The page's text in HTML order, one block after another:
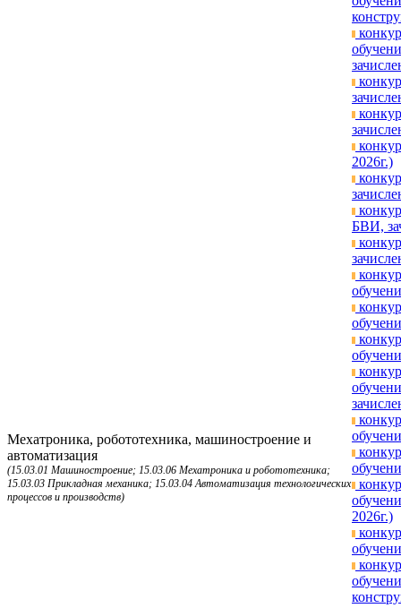
2026г.)
Мехатроника, робототехника, машиностроение и
автоматизация
(15.03.01 Машиностроение; 15.03.06 Мехатроника и робототехника;
15.03.03 Прикладная механика; 15.03.04 Автоматизация технологических
процессов и производств)
БВИ,
2026г.)